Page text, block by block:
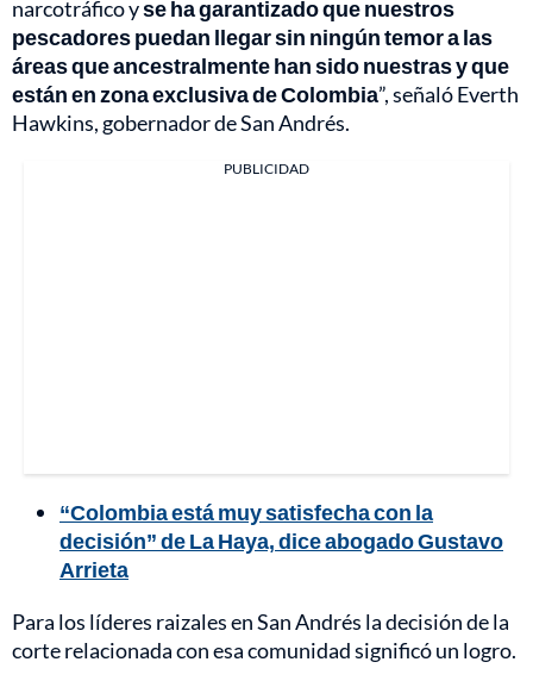
narcotráfico yse ha garantizado que nuestros
pescadores puedan llegar sin ningún temor a las
áreas que ancestralmente han sido nuestras y que
están en zona exclusiva de Colombia”, señaló Everth
Hawkins, gobernador de San Andrés.
PUBLICIDAD
“Colombia está muy satisfecha con la
decisión” de La Haya, dice abogado Gustavo
Arrieta
Para los líderes raizales en San Andrés la decisión de la
corte relacionada con esa comunidad significó un logro.